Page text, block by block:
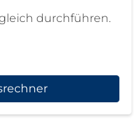
durchführen.